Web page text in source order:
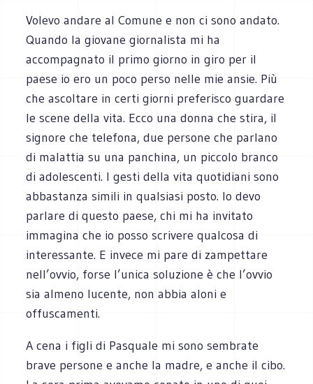
Volevo andare al Comune e non ci sono andato.
Quando la giovane giornalista mi ha
accompagnato il primo giorno in giro per il
paese io ero un poco perso nelle mie ansie. Più
che ascoltare in certi giorni preferisco guardare
le scene della vita. Ecco una donna che stira, il
signore che telefona, due persone che parlano
di malattia su una panchina, un piccolo branco
di adolescenti. I gesti della vita quotidiani sono
abbastanza simili in qualsiasi posto. Io devo
parlare di questo paese, chi mi ha invitato
immagina che io posso scrivere qualcosa di
interessante. E invece mi pare di zampettare
nell’ovvio, forse l’unica soluzione è che l’ovvio
sia almeno lucente, non abbia aloni e
offuscamenti.
A cena i figli di Pasquale mi sono sembrate
brave persone e anche la madre, e anche il cibo.